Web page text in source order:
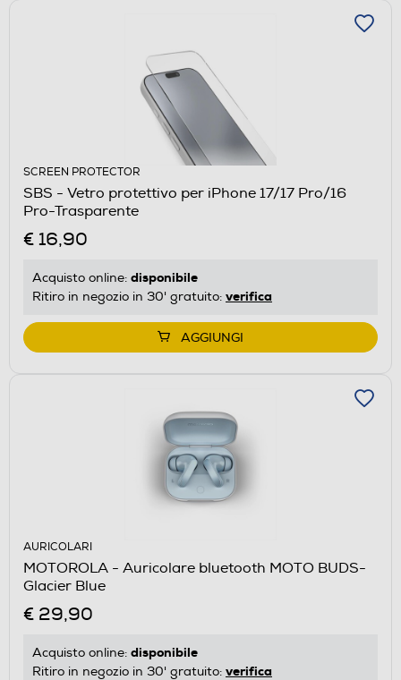
SCREEN PROTECTOR
SBS - Vetro protettivo per iPhone 17/17 Pro/16
Pro-Trasparente
€ 16,90
Acquisto online: disponibile
Ritiro in negozio in 30' gratuito: verifica
AGGIUNGI
AURICOLARI
MOTOROLA - Auricolare bluetooth MOTO BUDS-
Glacier Blue
€ 29,90
Acquisto online: disponibile
Ritiro in negozio in 30' gratuito: verifica